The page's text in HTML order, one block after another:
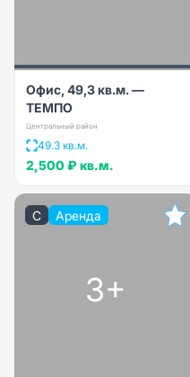
Офис, 49,3 кв.м. —
ТЕМПО
Центральный район
49.3 кв.м.
2,500 ₽ кв.м.
C Аренда
3+